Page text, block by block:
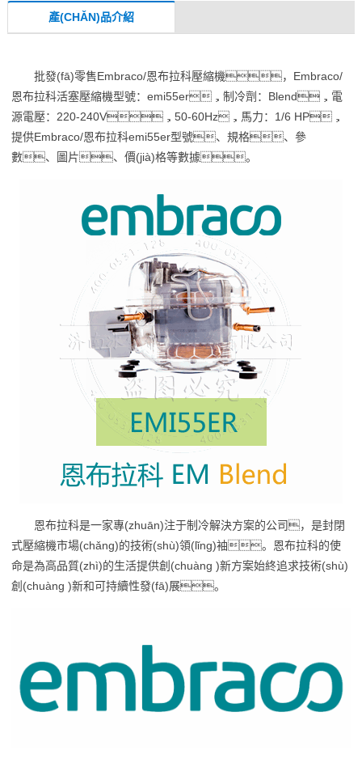
產(CHǍN)品介紹
批發(fā)零售Embraco/恩布拉科壓縮機，Embraco/
恩布拉科活塞壓縮機型號：emi55er，制冷劑：Blend，電
源電壓：220-240V，50-60Hz，馬力：1/6 HP，
提供Embraco/恩布拉科emi55er型號、規格、參
數、圖片、價(jià)格等數據。
恩布拉科是一家專(zhuān)注于制冷解決方案的公司，是封閉
式壓縮機市場(chǎng)的技術(shù)領(lǐng)袖。恩布拉科的使
命是為高品質(zhì)的生活提供創(chuàng )新方案始終追求技術(shù)
創(chuàng )新和可持續性發(fā)展。